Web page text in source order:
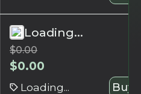
Loading...
$0.00
$0.00
Loading... Buy